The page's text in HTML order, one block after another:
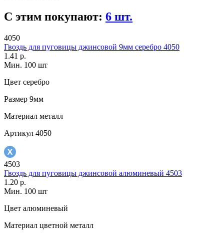
С этим покупают: 6 шт.
4050
Гвоздь для пуговицы джинсовой 9мм серебро 4050
1.41 р.
Мин. 100 шт
Цвет серебро
Размер 9мм
Материал металл
Артикул 4050
4503
Гвоздь для пуговицы джинсовой алюминевый 4503
1.20 р.
Мин. 100 шт
Цвет алюминевый
Материал цветной металл